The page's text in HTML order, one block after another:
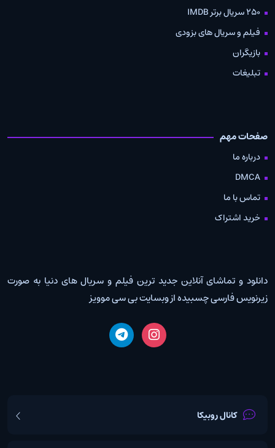
250 سریال برتر IMDB
فیلم و سریال های بزودی
بازیگران
تبلیغات
صفحات مهم
درباره ما
DMCA
تماس با ما
خرید اشتراک
دانلود و تماشای آنلاین جدید ترین فیلم و سریال های دنیا به صورت
زیرنویس فارسی چسبیده از وبسایت بی سی موویز
کانال روبیکا